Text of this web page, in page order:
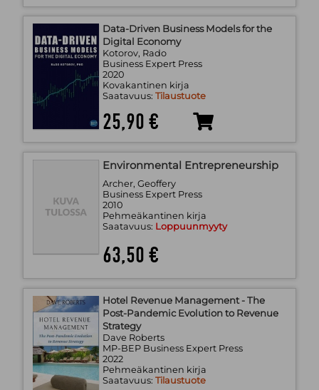
Data-Driven Business Models for the
Digital Economy
Kotorov, Rado
Business Expert Press
2020
Kovakantinen kirja
Saatavuus: Tilaustuote
25,90 €
Environmental Entrepreneurship
Archer, Geoffery
Business Expert Press
2010
Pehmeäkantinen kirja
Saatavuus: Loppuunmyyty
63,50 €
Hotel Revenue Management - The
Post-Pandemic Evolution to Revenue
Strategy
Dave Roberts
MP-BEP Business Expert Press
2022
Pehmeäkantinen kirja
Saatavuus: Tilaustuote